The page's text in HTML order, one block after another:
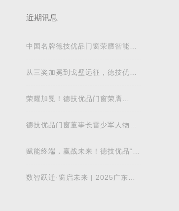
近期讯息
中国名牌德技优品门窗荣膺智能制
门窗行业一
从三奖加冕到戈壁远征，德技优品
神”
荣耀加冕！德技优品门窗荣膺
十大品牌”
德技优品门窗董事长雷少军人物简
赋能终端，赢战未来！德技优品“雏
满收
数智跃迁·窗启未来 | 2025广东省